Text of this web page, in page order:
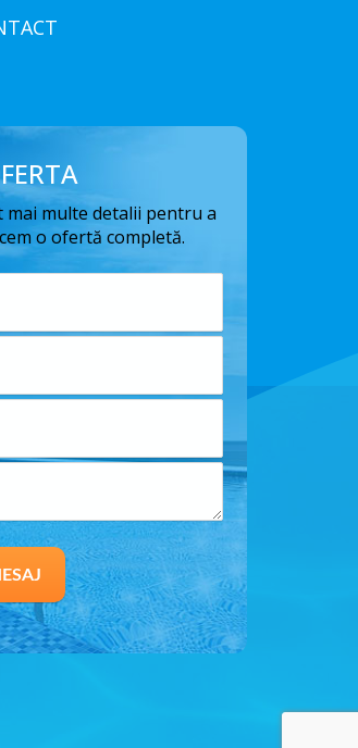
mai multe detalii pentru a
o ofertă completă.